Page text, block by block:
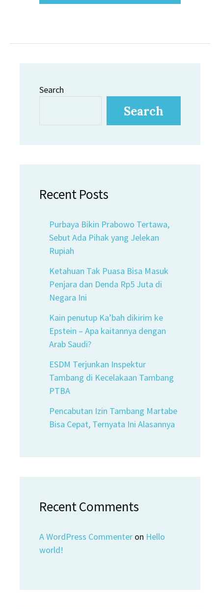
Search
Search
Recent Posts
Purbaya Bikin Prabowo Tertawa,
Sebut Ada Pihak yang Jelekan
Rupiah
Ketahuan Tak Puasa Bisa Masuk
Penjara dan Denda Rp5 Juta di
Negara Ini
Kain penutup Ka’bah dikirim ke
Epstein – Apa kaitannya dengan
Arab Saudi?
ESDM Terjunkan Inspektur
Tambang di Kecelakaan Tambang
PTBA
Pencabutan Izin Tambang Martabe
Bisa Cepat, Ternyata Ini Alasannya
Recent Comments
A WordPress Commenter on Hello
world!